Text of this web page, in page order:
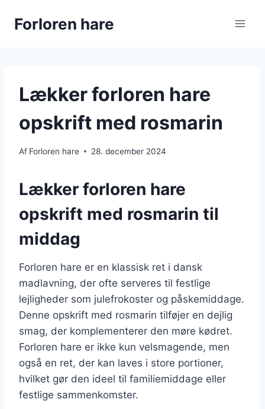
Forloren hare
Lækker forloren hare
opskrift med rosmarin
Af Forloren hare 28. december 2024
Lækker forloren hare
opskrift med rosmarin til
middag
Forloren hare er en klassisk ret i dansk
madlavning, der ofte serveres til festlige
lejligheder som julefrokoster og påskemiddage.
Denne opskrift med rosmarin tilføjer en dejlig
smag, der komplementerer den møre kødret.
Forloren hare er ikke kun velsmagende, men
også en ret, der kan laves i store portioner,
hvilket gør den ideel til familiemiddage eller
festlige sammenkomster.